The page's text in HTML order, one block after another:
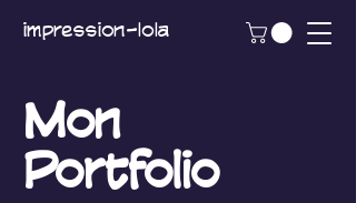
impression-lola
Mon
Portfolio